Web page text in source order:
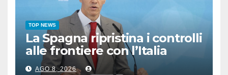
TOP NEWS
La Spagna ripristina i controlli
alle frontiere con l’Italia
AGO 8, 2026